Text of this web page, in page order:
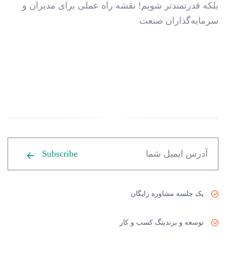
بلکه قدرتمندتر شویم! نقشه راه عملی برای مدیران و
سرمایه‌گذاران صنعت
Subscribe
یک جلسه مشاوره رایگان
توسعه و برندینگ کسب و کار